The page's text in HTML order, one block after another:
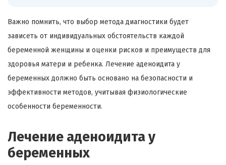
Важно помнить, что выбор метода диагностики будет
зависеть от индивидуальных обстоятельств каждой
беременной женщины и оценки рисков и преимуществ для
здоровья матери и ребенка. Лечение аденоидита у
беременных должно быть основано на безопасности и
эффективности методов, учитывая физиологические
особенности беременности.
Лечение аденоидита у
беременных